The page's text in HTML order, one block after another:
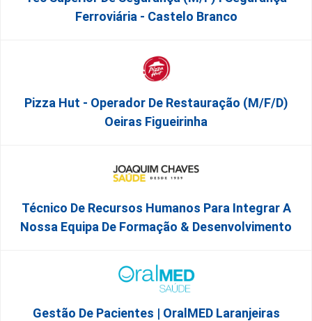
Ferroviária - Castelo Branco
Pizza Hut - Operador De Restauração (m/f/d)
Oeiras Figueirinha
Técnico De Recursos Humanos Para Integrar A
Nossa Equipa De Formação & Desenvolvimento
Gestão De Pacientes | OralMED Laranjeiras